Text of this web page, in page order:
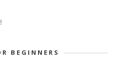
BEGINNERS